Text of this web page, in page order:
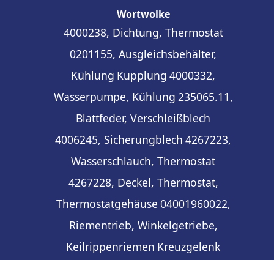
Wortwolke
4000238, Dichtung, Thermostat
0201155, Ausgleichsbehälter,
Kühlung Kupplung 4000332,
Wasserpumpe, Kühlung 235065.11,
Blattfeder, Verschleißblech
4006245, Sicherungblech 4267223,
Wasserschlauch, Thermostat
4267228, Deckel, Thermostat,
Thermostatgehäuse 04001960022,
Riementrieb, Winkelgetriebe,
Keilrippenriemen Kreuzgelenk